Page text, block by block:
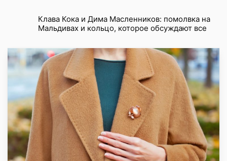
Клава Кока и Дима Масленников: помолвка на
Мальдивах и кольцо, которое обсуждают все